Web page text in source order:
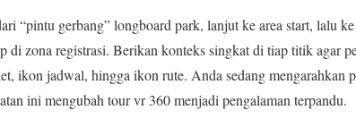
“pintu gerbang” longboard park, lanjut ke area start, lalu
di zona registrasi. Berikan konteks singkat di tiap titik agar
ikon jadwal, hingga ikon rute. Anda sedang mengarahkan
ini mengubah tour vr 360 menjadi pengalaman terpandu.